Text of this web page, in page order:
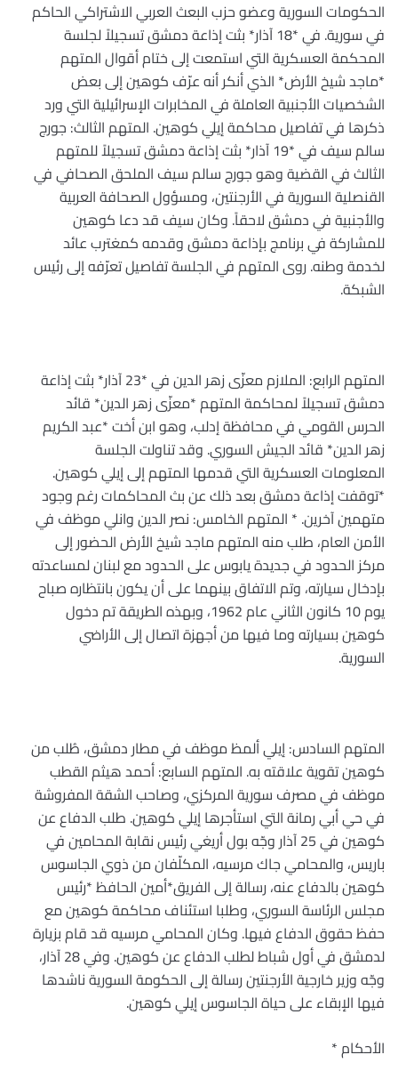
الحكومات السورية وعضو حزب البعث العربي الاشتراكي الحاكم
في سورية. في *18 آذار* بثت إذاعة دمشق تسجيلاً لجلسة
المحكمة العسكرية التي استمعت إلى ختام أقوال المتهم
*ماجد شيخ الأرض* الذي أنكر أنه عرّف كوهين إلى بعض
الشخصيات الأجنبية العاملة في المخابرات الإسرائيلية التي ورد
ذكرها في تفاصيل محاكمة إيلي كوهين. المتهم الثالث: جورج
سالم سيف في *19 آذار* بثت إذاعة دمشق تسجيلاً للمتهم
الثالث في القضية وهو جورج سالم سيف الملحق الصحافي في
القنصلية السورية في الأرجنتين، ومسؤول الصحافة العربية
والأجنبية في دمشق لاحقاً. وكان سيف قد دعا كوهين
للمشاركة في برنامج بإذاعة دمشق وقدمه كمغترب عائد
لخدمة وطنه. روى المتهم في الجلسة تفاصيل تعرّفه إلى رئيس
الشبكة.
المتهم الرابع: الملازم معزّى زهر الدين في *23 آذار* بثت إذاعة
دمشق تسجيلاً لمحاكمة المتهم *معزّى زهر الدين* قائد
الحرس القومي في محافظة إدلب، وهو ابن أخت *عبد الكريم
زهر الدين* قائد الجيش السوري. وقد تناولت الجلسة
المعلومات العسكرية التي قدمها المتهم إلى إيلي كوهين.
*توقفت إذاعة دمشق بعد ذلك عن بث المحاكمات رغم وجود
متهمين آخرين. * المتهم الخامس: نصر الدين وانلي موظف في
الأمن العام، طلب منه المتهم ماجد شيخ الأرض الحضور إلى
مركز الحدود في جديدة يابوس على الحدود مع لبنان لمساعدته
بإدخال سيارته، وتم الاتفاق بينهما على أن يكون بانتظاره صباح
يوم 10 كانون الثاني عام 1962، وبهذه الطريقة تم دخول
كوهين بسيارته وما فيها من أجهزة اتصال إلى الأراضي
السورية.
المتهم السادس: إيلي ألمظ موظف في مطار دمشق، طُلب من
كوهين تقوية علاقته به. المتهم السابع: أحمد هيثم القطب
موظف في مصرف سورية المركزي، وصاحب الشقة المفروشة
في حي أبي رمانة التي استأجرها إيلي كوهين. طلب الدفاع عن
كوهين في 25 آذار وجّه بول أريغي رئيس نقابة المحامين في
باريس، والمحامي جاك مرسيه، المكلّفان من ذوي الجاسوس
كوهين بالدفاع عنه، رسالة إلى الفريق*أمين الحافظ *رئيس
مجلس الرئاسة السوري، وطلبا استئناف محاكمة كوهين مع
حفظ حقوق الدفاع فيها. وكان المحامي مرسيه قد قام بزيارة
لدمشق في أول شباط لطلب الدفاع عن كوهين. وفي 28 آذار،
وجّه وزير خارجية الأرجنتين رسالة إلى الحكومة السورية ناشدها
فيها الإبقاء على حياة الجاسوس إيلي كوهين.
الأحكام *